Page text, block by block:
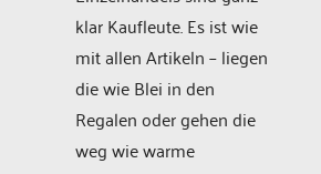
klar Kaufleute. Es ist wie
mit allen Artikeln – liegen
die wie Blei in den
Regalen oder gehen die
weg wie warme